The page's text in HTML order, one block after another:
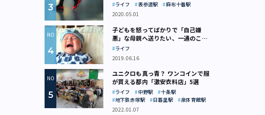
ライフ 表参道駅
麻布十番駅
2020.05.01
子どもを怒ってばかりで「自己嫌
悪」な母親へ送りたい、一通のここ
ろの処方箋
ライフ
2019.06.16
ユニクロも真っ青？ ワンコインで服
が買える都内「激安衣料店」5選
ライフ 中野駅
十条駅
地下鉄赤塚駅
日暮里駅
泉体育館駅
2022.01.07